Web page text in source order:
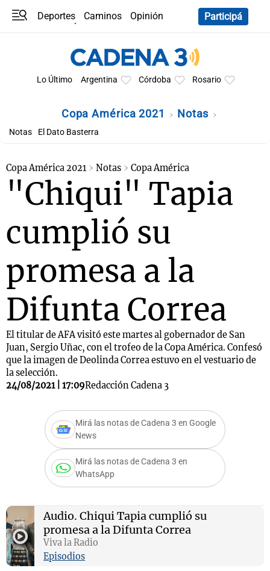
Deportes Caminos
Opinión
Participá
Lo Último Argentina Córdoba Rosario
Copa América 2021 Notas
Notas El Dato Basterra
Copa América 2021 Notas Copa América
"Chiqui" Tapia
cumplió su
promesa a la
Difunta Correa
El titular de AFA visitó este martes al gobernador de San
Juan, Sergio Uñac, con el trofeo de la Copa América. Confesó
que la imagen de Deolinda Correa estuvo en el vestuario de
la selección.
24/08/2021 | 17:09Redacción Cadena 3
Mirá las notas de Cadena 3 en Google
News
Mirá las notas de Cadena 3 en
WhatsApp
Audio. Chiqui Tapia cumplió su
promesa a la Difunta Correa
Viva la Radio
Episodios